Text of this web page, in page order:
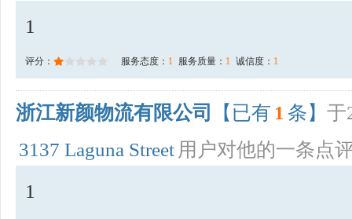
1
评分： 服务态度： 1 服务质量： 1 诚信度： 1
浙江新颜物流有限公司 【已有 1 条】 于
3137 Laguna Street 用户对他的一条点
1